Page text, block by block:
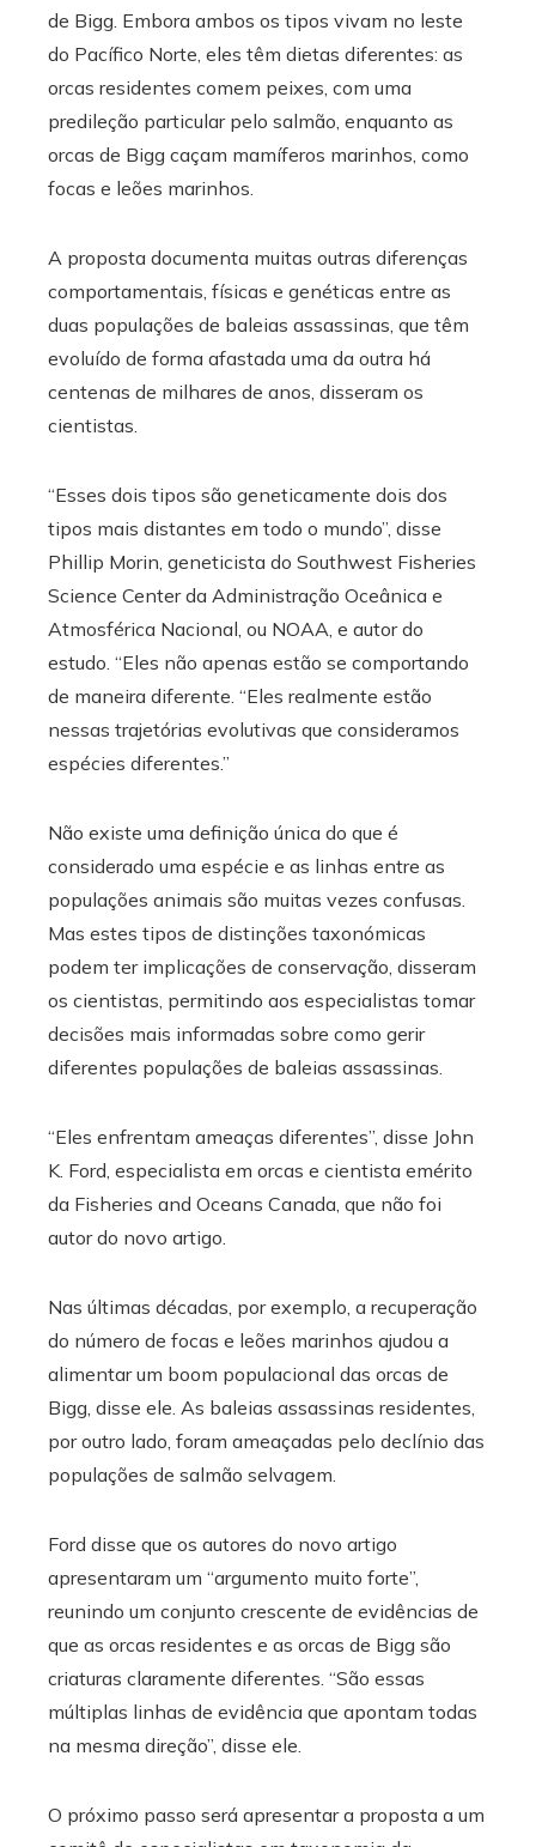
de Bigg. Embora ambos os tipos vivam no leste
do Pacífico Norte, eles têm dietas diferentes: as
orcas residentes comem peixes, com uma
predileção particular pelo salmão, enquanto as
orcas de Bigg caçam mamíferos marinhos, como
focas e leões marinhos.
A proposta documenta muitas outras diferenças
comportamentais, físicas e genéticas entre as
duas populações de baleias assassinas, que têm
evoluído de forma afastada uma da outra há
centenas de milhares de anos, disseram os
cientistas.
“Esses dois tipos são geneticamente dois dos
tipos mais distantes em todo o mundo”, disse
Phillip Morin, geneticista do Southwest Fisheries
Science Center da Administração Oceânica e
Atmosférica Nacional, ou NOAA, e autor do
estudo. “Eles não apenas estão se comportando
de maneira diferente. “Eles realmente estão
nessas trajetórias evolutivas que consideramos
espécies diferentes.”
Não existe uma definição única do que é
considerado uma espécie e as linhas entre as
populações animais são muitas vezes confusas.
Mas estes tipos de distinções taxonómicas
podem ter implicações de conservação, disseram
os cientistas, permitindo aos especialistas tomar
decisões mais informadas sobre como gerir
diferentes populações de baleias assassinas.
“Eles enfrentam ameaças diferentes”, disse John
K. Ford, especialista em orcas e cientista emérito
da Fisheries and Oceans Canada, que não foi
autor do novo artigo.
Nas últimas décadas, por exemplo, a recuperação
do número de focas e leões marinhos ajudou a
alimentar um boom populacional das orcas de
Bigg, disse ele. As baleias assassinas residentes,
por outro lado, foram ameaçadas pelo declínio das
populações de salmão selvagem.
Ford disse que os autores do novo artigo
apresentaram um “argumento muito forte”,
reunindo um conjunto crescente de evidências de
que as orcas residentes e as orcas de Bigg são
criaturas claramente diferentes. “São essas
múltiplas linhas de evidência que apontam todas
na mesma direção”, disse ele.
O próximo passo será apresentar a proposta a um